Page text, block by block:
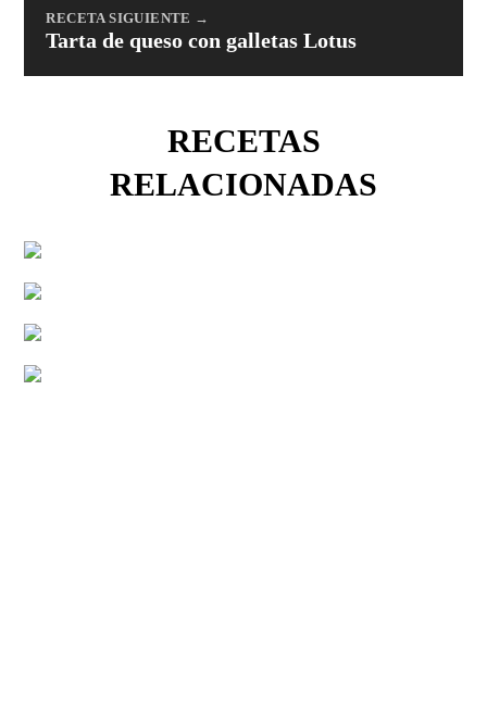
RECETA SIGUIENTE →
Tarta de queso con galletas Lotus
RECETAS
RELACIONADAS